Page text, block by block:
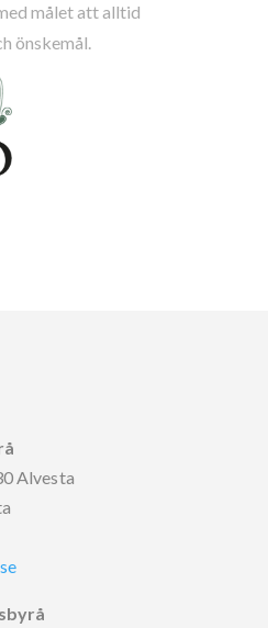
målet att alltid
önskemål.
Alvesta